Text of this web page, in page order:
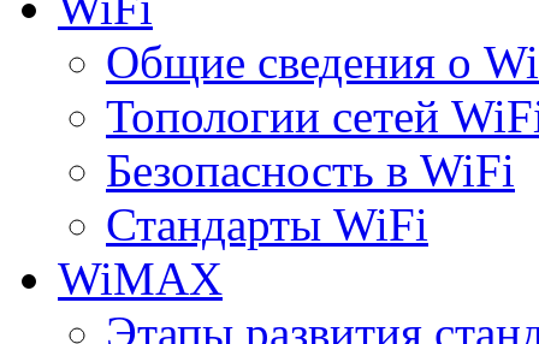
Общие сведения о
Топологии сетей
Безопасность в WiFi
Стандарты WiFi
WiMAX
Этапы развития